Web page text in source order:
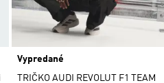
Vypredané
TRIČKO AUDI REVOLUT F1 TEAM